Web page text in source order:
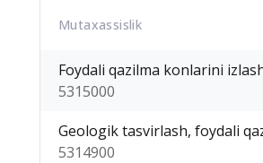
Mutaxassislik
Foydali qazilma konlarini
5315000
Geologik tasvirlash, foydali
5314900